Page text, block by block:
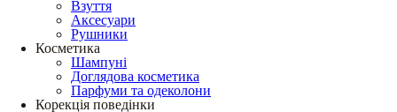
Взуття
Аксесуари
Рушники
Косметика
Шампуні
Доглядова косметика
Парфуми та одеколони
Корекція поведінки